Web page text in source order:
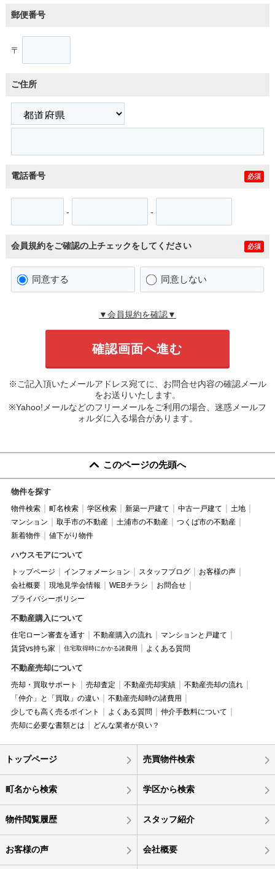
郵便番号
〒
ご住所
電話番号 必須
- -
会員規約をご確認の上チェックをしてください 必須
同意する 同意しない
▼会員規約を確認▼
※ご記入頂いたメールアドレス宛てに、お問合せ内容の確認メール
をお送りいたします。
※Yahoo!メールなどのフリーメールをご利用の場合、迷惑メールフ
ォルダに入る場合があります。
このページの先頭へ
物件を探す
物件検索 町名検索 学区検索 新築一戸建て 中古一戸建て
土地
マンション
取手市の不動産 土浦市の不動産
つくば市の不動産
新着物件
値下がり物件
ハウスモアについて
トップページ インフォメーション スタッフブログ
お客様の声
会社概要
現地見学会情報 WEBチラシ
お問合せ
プライバシーポリシー
不動産購入について
住宅ローン審査を通す 不動産購入の流れ
マンションと戸建て
賃貸vs持ち家
住宅取得時にかかる諸費用 よくある質問
不動産売却について
売却・買取サポート 売却査定 不動産売却実績
不動産売却の流れ
「仲介」と「買取」の違い
不動産売却時の諸費用
少しでも高く売るポイント
よくある質問
仲介手数料について
売却に必要な書類とは
どんな業者が良い？
トップページ 売買物件検索
町名から検索 学区から検索
物件閲覧履歴 スタッフ紹介
お客様の声 会社概要